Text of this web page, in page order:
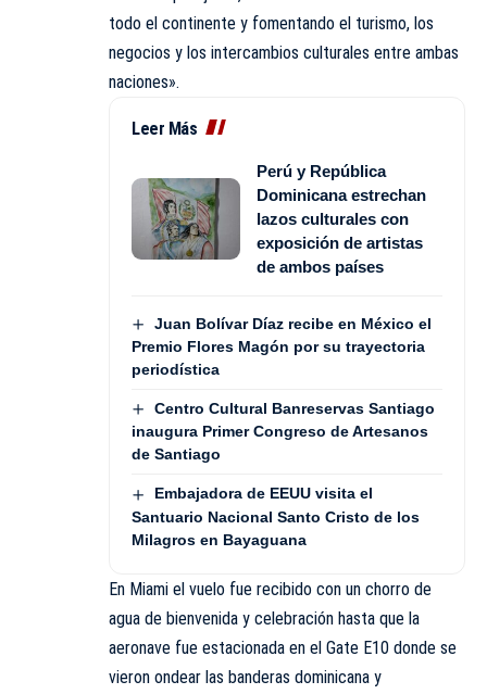
todo el continente y fomentando el turismo, los
negocios y los intercambios culturales entre ambas
naciones».
Leer Más
Perú y República
Dominicana estrechan
lazos culturales con
exposición de artistas
de ambos países
Juan Bolívar Díaz recibe en México el
Premio Flores Magón por su trayectoria
periodística
Centro Cultural Banreservas Santiago
inaugura Primer Congreso de Artesanos
de Santiago
Embajadora de EEUU visita el
Santuario Nacional Santo Cristo de los
Milagros en Bayaguana
En Miami el vuelo fue recibido con un chorro de
agua de bienvenida y celebración hasta que la
aeronave fue estacionada en el Gate E10 donde se
vieron ondear las banderas dominicana y